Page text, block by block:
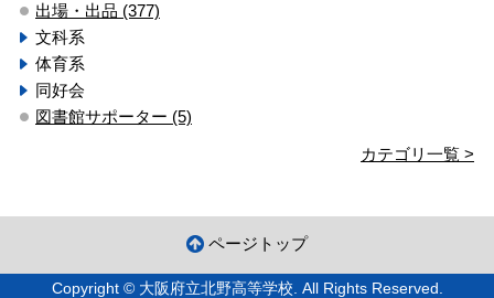
出場・出品 (377)
文科系
体育系
同好会
図書館サポーター (5)
カテゴリ一覧 >
ページトップ
Copyright © 大阪府立北野高等学校. All Rights Reserved.